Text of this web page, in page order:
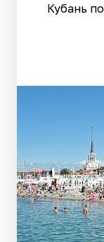
Кубань